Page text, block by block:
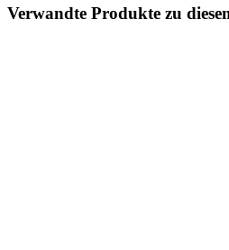
Verwandte Produkte zu